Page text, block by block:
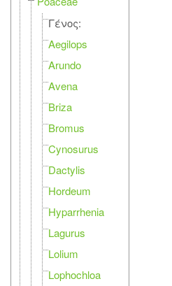
Γένος:
Aegilops
Arundo
Avena
Briza
Bromus
Cynosurus
Dactylis
Hordeum
Hyparrhenia
Lagurus
Lolium
Lophochloa